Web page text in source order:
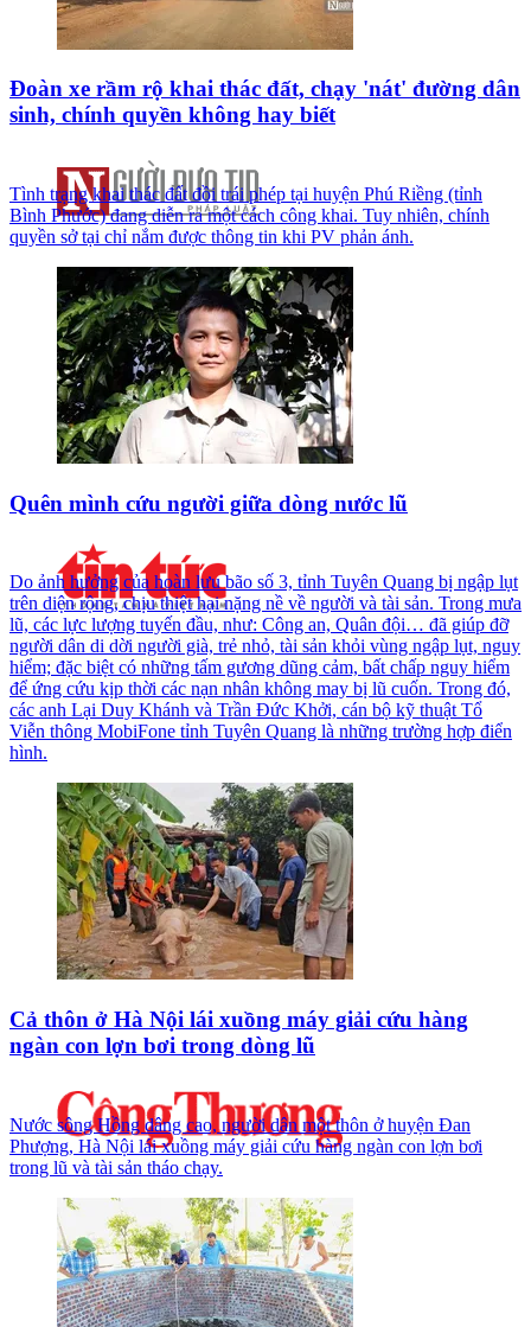
Đoàn xe rầm rộ khai thác đất, chạy 'nát' đường dân
sinh, chính quyền không hay biết
Tình trạng khai thác đất đồi trái phép tại huyện Phú Riềng (tỉnh
Bình Phước) đang diễn ra một cách công khai. Tuy nhiên, chính
quyền sở tại chỉ nắm được thông tin khi PV phản ánh.
Quên mình cứu người giữa dòng nước lũ
Do ảnh hưởng của hoàn lưu bão số 3, tỉnh Tuyên Quang bị ngập lụt
trên diện rộng, chịu thiệt hại nặng nề về người và tài sản. Trong mưa
lũ, các lực lượng tuyến đầu, như: Công an, Quân đội… đã giúp đỡ
người dân di dời người già, trẻ nhỏ, tài sản khỏi vùng ngập lụt, nguy
hiểm; đặc biệt có những tấm gương dũng cảm, bất chấp nguy hiểm
để ứng cứu kịp thời các nạn nhân không may bị lũ cuốn. Trong đó,
các anh Lại Duy Khánh và Trần Đức Khởi, cán bộ kỹ thuật Tổ
Viễn thông MobiFone tỉnh Tuyên Quang là những trường hợp điển
hình.
Cả thôn ở Hà Nội lái xuồng máy giải cứu hàng
ngàn con lợn bơi trong dòng lũ
Nước sông Hồng dâng cao, người dân một thôn ở huyện Đan
Phượng, Hà Nội lái xuồng máy giải cứu hàng ngàn con lợn bơi
trong lũ và tài sản tháo chạy.